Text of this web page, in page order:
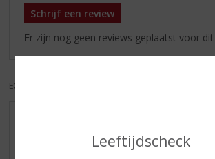
Leeftijdscheck
Schrijf een review
Er zijn nog geen reviews geplaatst voor
EXCL. BTW
WIJN VAN DE MAAND